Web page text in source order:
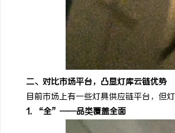
二、对比市场平台，凸显灯库云链优势
目前市场上有一些灯具供应链平台，但灯
1. “全”——品类覆盖全面